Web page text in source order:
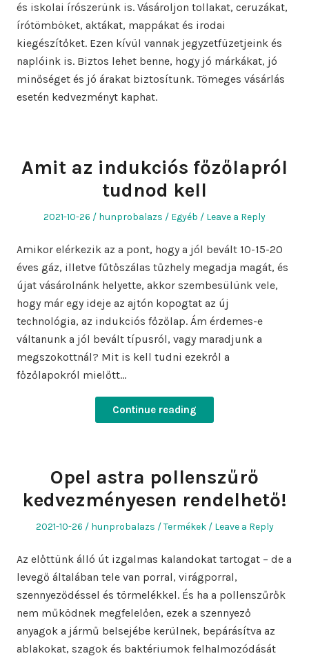
és iskolai írószerünk is. Vásároljon tollakat, ceruzákat,
írótömböket, aktákat, mappákat és irodai
kiegészítőket. Ezen kívül vannak jegyzetfüzetjeink és
naplóink ​​is. Biztos lehet benne, hogy jó márkákat, jó
minőséget és jó árakat biztosítunk. Tömeges vásárlás
esetén kedvezményt kaphat.
Amit az indukciós főzőlapról
tudnod kell
Posted
2021-10-26 Author
hunprobalazs
Posted
Egyéb Leave a Reply
Amikor elérkezik az a pont, hogy a jól bevált 10-15-20
éves gáz, illetve fűtőszálas tűzhely megadja magát, és
újat vásárolnánk helyette, akkor szembesülünk vele,
hogy már egy ideje az ajtón kopogtat az új
technológia, az indukciós főzőlap. Ám érdemes-e
váltanunk a jól bevált típusról, vagy maradjunk a
megszokottnál? Mit is kell tudni ezekről a
főzőlapokról mielőtt…
Continue reading
Opel astra pollenszűrő
kedvezményesen rendelhető!
Posted
2021-10-26 Author
hunprobalazs
Posted
Termékek Leave a Reply
Az előttünk álló út izgalmas kalandokat tartogat – de a
levegő általában tele van porral, virágporral,
szennyeződéssel és törmelékkel. És ha a pollenszűrők
nem működnek megfelelően, ezek a szennyező
anyagok a jármű belsejébe kerülnek, bepárásítva az
ablakokat, szagok és baktériumok felhalmozódását